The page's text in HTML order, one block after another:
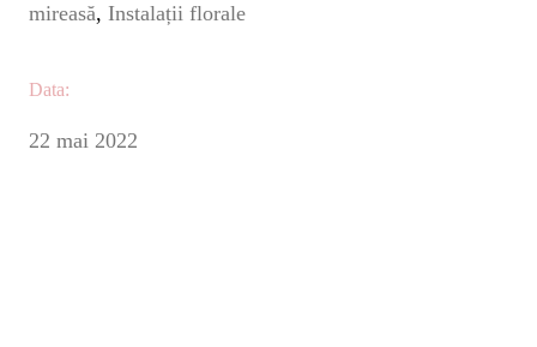
mireasă Instalații florale
Data:
22 mai 2022